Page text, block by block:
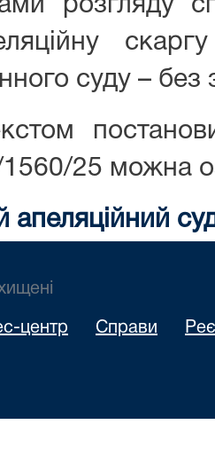
розгляду
суду – без
25 можна
апеляційний
центр Справи